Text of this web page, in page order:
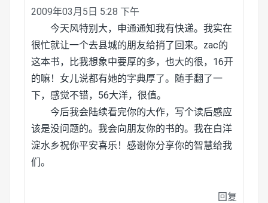
2009年03月5日 5:28 下午
今天风特别大，申通通知我有快递。我实在
很忙就让一个去县城的朋友给捎了回来。zac的
这本书，比我想象中要厚的多，也大的很，16开
的嘛！女儿说都有她的字典厚了。随手翻了一
下，感觉不错，56大洋，很值。
今后我会陆续看完你的大作，写个读后感应
该是没问题的。我会向朋友你的书的。我在白洋
淀水乡祝你平安喜乐！感谢你分享你的智慧给我
们。
回复